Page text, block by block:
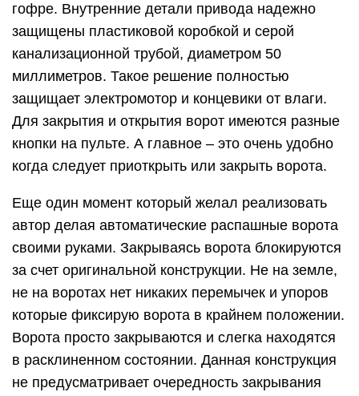
гофре. Внутренние детали привода надежно
защищены пластиковой коробкой и серой
канализационной трубой, диаметром 50
миллиметров. Такое решение полностью
защищает электромотор и концевики от влаги.
Для закрытия и открытия ворот имеются разные
кнопки на пульте. А главное – это очень удобно
когда следует приоткрыть или закрыть ворота.
Еще один момент который желал реализовать
автор делая автоматические распашные ворота
своими руками. Закрываясь ворота блокируются
за счет оригинальной конструкции. Не на земле,
не на воротах нет никаких перемычек и упоров
которые фиксирую ворота в крайнем положении.
Ворота просто закрываются и слегка находятся
в расклиненном состоянии. Данная конструкция
не предусматривает очередность закрывания